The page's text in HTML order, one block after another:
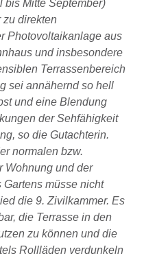
bis Mitte September)
zu direkten
Photovoltaikanlage aus
und insbesondere
Terrassenbereich
sei annähernd so hell
und eine Blendung
der Sehfähigkeit
so die Gutachterin.
normalen bzw.
Wohnung und der
müsse nicht
die 9. Zivilkammer. Es
die Terrasse in den
zu können und die
Rollläden verdunkeln